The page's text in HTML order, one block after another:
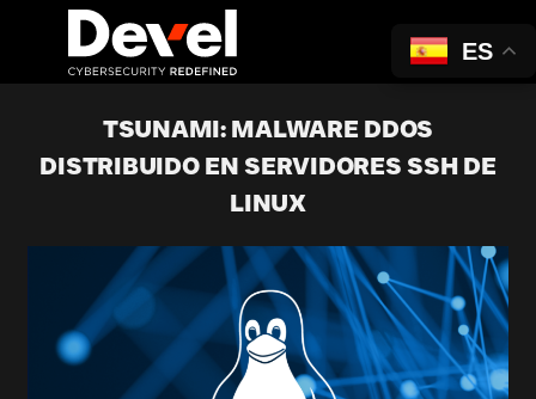
TSUNAMI: MALWARE DDOS
DISTRIBUIDO EN SERVIDORES SSH DE
LINUX
ES